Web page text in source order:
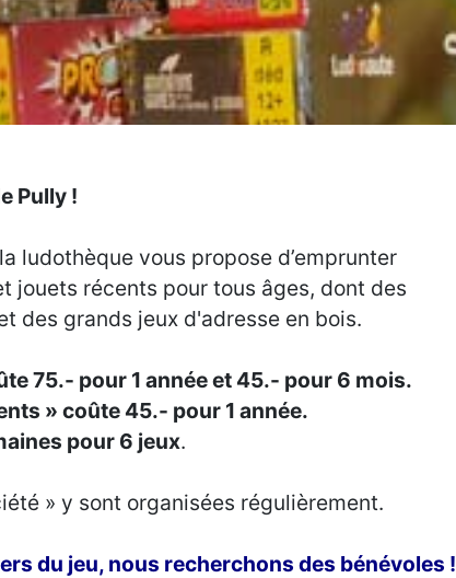
Pully !
ludothèque vous propose d’emprunter
jouets récents pour tous âges, dont des
des grands jeux d'adresse en bois.
75.- pour 1 année et 45.- pour 6 mois.
» coûte 45.- pour 1 année.
pour 6 jeux.
» y sont organisées régulièrement.
du jeu, nous recherchons des bénévoles !